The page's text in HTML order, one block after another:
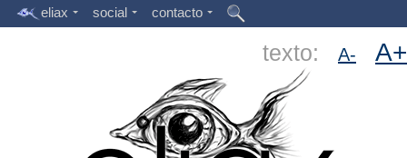
eliax social contacto
texto: A- A+